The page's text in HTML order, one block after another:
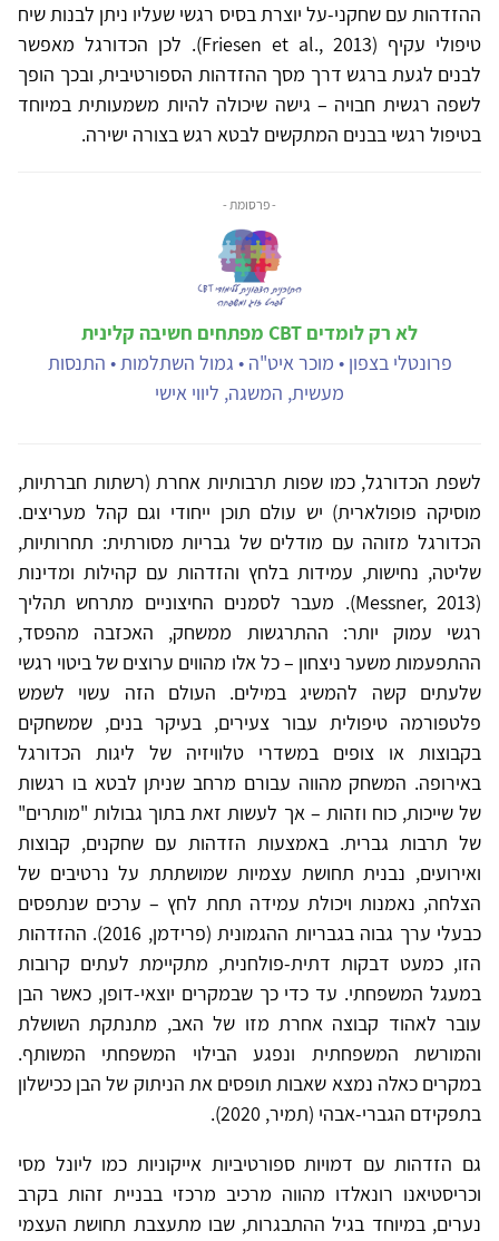
ההזדהות עם שחקני-על יוצרת בסיס רגשי שעליו ניתן לבנות שיח
טיפולי עקיף (Friesen et al., 2013). לכן הכדורגל מאפשר
לבנים לגעת ברגש דרך מסך ההזדהות הספורטיבית, ובכך הופך
לשפה רגשית חבויה – גישה שיכולה להיות משמעותית במיוחד
בטיפול רגשי בבנים המתקשים לבטא רגש בצורה ישירה.
- פרסומת -
לא רק לומדים CBT מפתחים חשיבה קלינית
פרונטלי בצפון • מוכר איט"ה • גמול השתלמות • התנסות
מעשית, המשגה, ליווי אישי
לשפת הכדורגל, כמו שפות תרבותיות אחרת (רשתות חברתיות,
מוסיקה פופולארית) יש עולם תוכן ייחודי וגם קהל מעריצים.
הכדורגל מזוהה עם מודלים של גבריות מסורתית: תחרותיות,
שליטה, נחישות, עמידות בלחץ והזדהות עם קהילות ומדינות
(Messner, 2013). מעבר לסמנים החיצוניים מתרחש תהליך
רגשי עמוק יותר: ההתרגשות ממשחק, האכזבה מהפסד,
ההתפעמות משער ניצחון – כל אלו מהווים ערוצים של ביטוי רגשי
שלעתים קשה להמשיג במילים. העולם הזה עשוי לשמש
פלטפורמה טיפולית עבור צעירים, בעיקר בנים, שמשחקים
בקבוצות או צופים במשדרי טלוויזיה של ליגות הכדורגל
באירופה. המשחק מהווה עבורם מרחב שניתן לבטא בו רגשות
של שייכות, כוח וזהות – אך לעשות זאת בתוך גבולות "מותרים"
של תרבות גברית. באמצעות הזדהות עם שחקנים, קבוצות
ואירועים, נבנית תחושת עצמיות שמושתתת על נרטיבים של
הצלחה, נאמנות ויכולת עמידה תחת לחץ – ערכים שנתפסים
כבעלי ערך גבוה בגבריות ההגמונית (פרידמן, 2016). ההזדהות
הזו, כמעט דבקות דתית-פולחנית, מתקיימת לעתים קרובות
במעגל המשפחתי. עד כדי כך שבמקרים יוצאי-דופן, כאשר הבן
עובר לאהוד קבוצה אחרת מזו של האב, מתנתקת השושלת
והמורשת המשפחתית ונפגע הבילוי המשפחתי המשותף.
במקרים כאלה נמצא שאבות תופסים את הניתוק של הבן ככישלון
בתפקידם הגברי-אבהי (תמיר, 2020).
גם הזדהות עם דמויות ספורטיביות אייקוניות כמו ליונל מסי
וכריסטיאנו רונאלדו מהווה מרכיב מרכזי בבניית זהות בקרב
נערים, במיוחד בגיל ההתבגרות, שבו מתעצבת תחושת העצמי